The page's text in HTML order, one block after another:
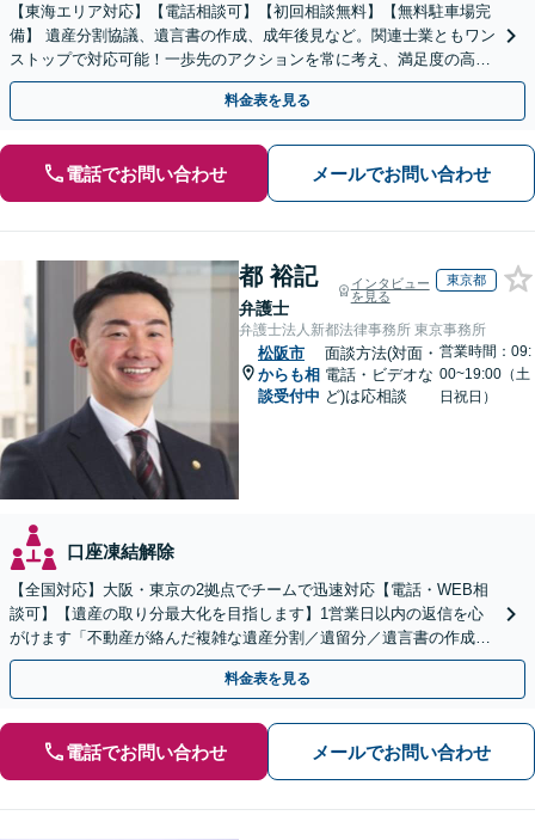
【東海エリア対応】【電話相談可】【初回相談無料】【無料駐車場完
備】 遺産分割協議、遺言書の作成、成年後見など。関連士業ともワン
ストップで対応可能！一歩先のアクションを常に考え、満足度の高い
解決を目指します
料金表を見る
電話でお問い合わせ メールでお問い合わせ
都 裕記
弁護士
インタビュー
を見る
東京都
弁護士法人新都法律事務所 東京事務所
松阪市
からも相
談受付中
面談方法(対面・
電話・ビデオな
ど)は応相談
営業時間：09:
00~19:00（土
日祝日）
口座凍結解除
【全国対応】大阪・東京の2拠点でチームで迅速対応【電話・WEB相
談可】【遺産の取り分最大化を目指します】1営業日以内の返信を心
がけます「不動産が絡んだ複雑な遺産分割／遺留分／遺言書の作成・
執行／事業承継など、お任せください」【休日相談あり】
料金表を見る
電話でお問い合わせ メールでお問い合わせ